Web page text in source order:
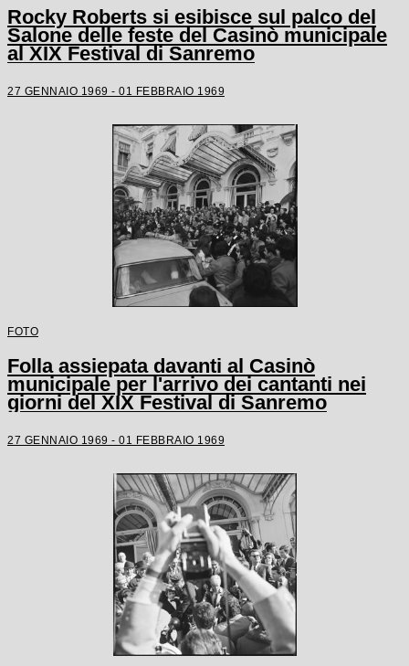
Rocky Roberts si esibisce sul palco del
Salone delle feste del Casinò municipale
al XIX Festival di Sanremo
27 GENNAIO 1969 - 01 FEBBRAIO 1969
FOTO
Folla assiepata davanti al Casinò
municipale per l'arrivo dei cantanti nei
giorni del XIX Festival di Sanremo
27 GENNAIO 1969 - 01 FEBBRAIO 1969